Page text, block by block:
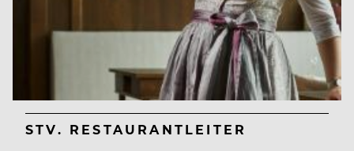
STV. RESTAURANTLEITER